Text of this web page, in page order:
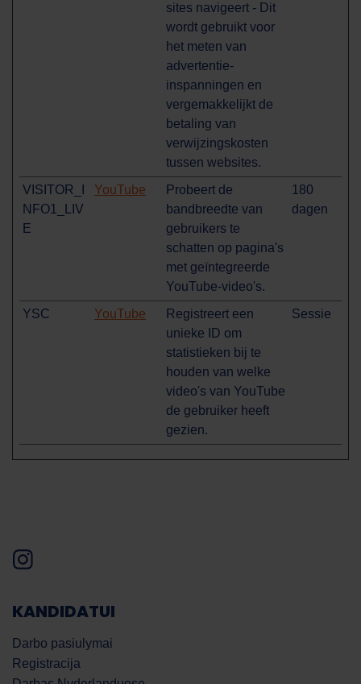
sites navigeert - Dit
wordt gebruikt voor
het meten van
advertentie-
inspanningen en
vergemakkelijkt de
betaling van
verwijzingskosten
tussen websites.
VISITOR_I
NFO1_LIV
E
YouTube
Probeert de
bandbreedte van
gebruikers te
schatten op pagina's
met geïntegreerde
YouTube-video's.
180
dagen
YSC YouTube
Registreert een
unieke ID om
statistieken bij te
houden van welke
video's van YouTube
de gebruiker heeft
gezien.
Sessie
KANDIDATUI
Darbo pasiulymai
Registracija